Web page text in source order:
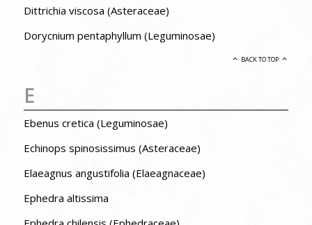
Dittrichia viscosa (Asteraceae)
Dorycnium pentaphyllum (Leguminosae)
BACK TO TOP
E
Ebenus cretica (Leguminosae)
Echinops spinosissimus (Asteraceae)
Elaeagnus angustifolia (Elaeagnaceae)
Ephedra altissima